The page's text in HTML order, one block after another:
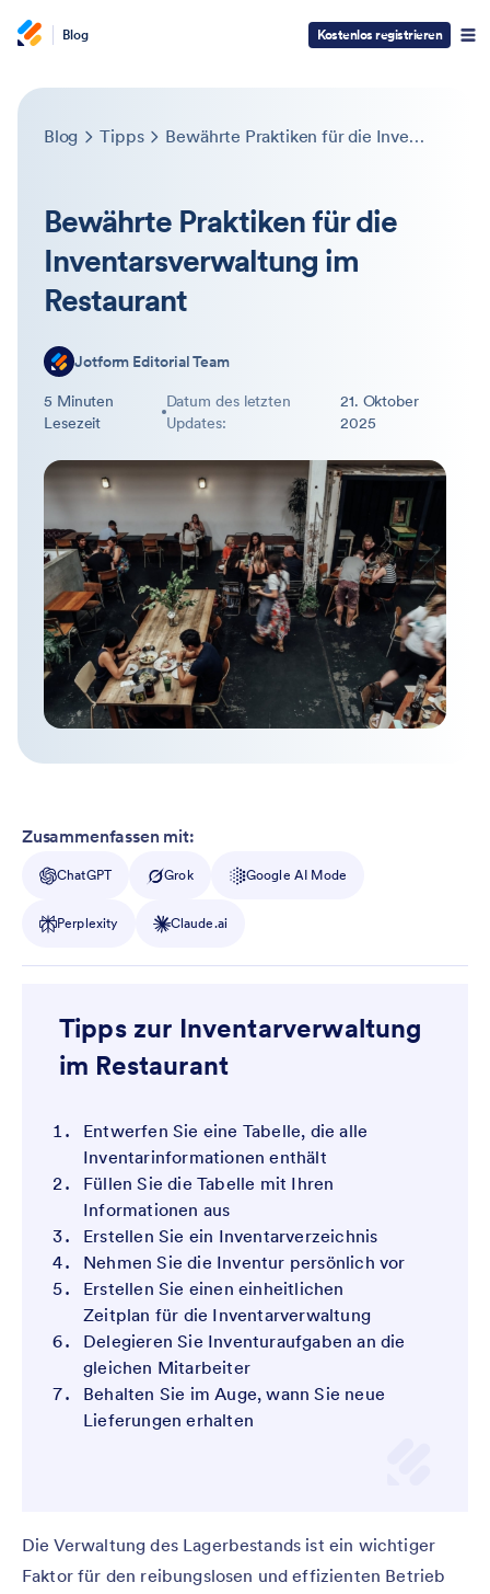
Blog Kostenlos registrieren
Blog Tipps Bewährte Praktiken für die Inventarsverwaltung im Restaurant
Bewährte Praktiken für die
Inventarsverwaltung im
Restaurant
Jotform Editorial Team
5 Minuten
Lesezeit
Datum des letzten
Updates:
21. Oktober
2025
Zusammenfassen mit:
ChatGPT Grok Google AI Mode
Perplexity Claude.ai
Tipps zur Inventarverwaltung
im Restaurant
Entwerfen Sie eine Tabelle, die alle
Inventarinformationen enthält
Füllen Sie die Tabelle mit Ihren
Informationen aus
Erstellen Sie ein Inventarverzeichnis
Nehmen Sie die Inventur persönlich vor
Erstellen Sie einen einheitlichen
Zeitplan für die Inventarverwaltung
Delegieren Sie Inventuraufgaben an die
gleichen Mitarbeiter
Behalten Sie im Auge, wann Sie neue
Lieferungen erhalten
Die Verwaltung des Lagerbestands ist ein wichtiger
Faktor für den reibungslosen und effizienten Betrieb